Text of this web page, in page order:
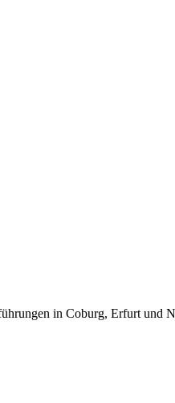
in Co­burg, Er­furt und